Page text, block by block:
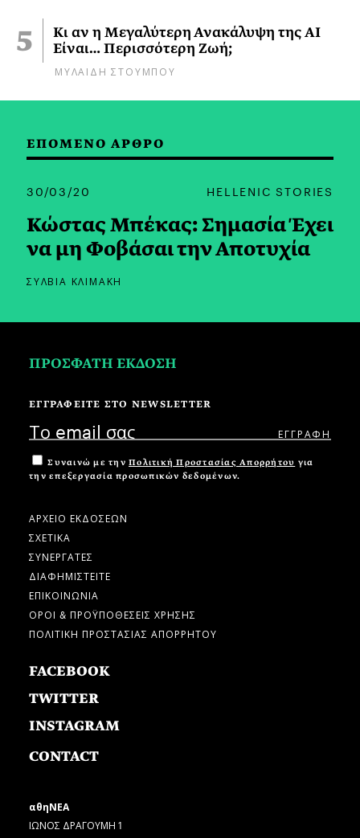
Κι αν η Μεγαλύτερη Ανακάλυψη της AI
Είναι… Περισσότερη Ζωή;
ΜΥΛΑΙΔΗ ΣΤΟΥΜΠΟΥ
ΕΠΟΜΕΝΟ ΑΡΘΡΟ
30/03/20 HELLENIC STORIES
Κώστας Μπέκας: Σημασία Έχει
να μη Φοβάσαι την Αποτυχία
ΣΥΛΒΙΑ ΚΛΙΜΑΚΗ
ΠΡΟΣΦΑΤΗ ΕΚΔΟΣΗ
ΕΓΓΡΑΦΕΙΤΕ ΣΤΟ NEWSLETTER
Συναινώ με την Πολιτική Προστασίας Απορρήτου για
την επεξεργασία προσωπικών δεδομένων.
ΑΡΧΕΙΟ ΕΚΔΟΣΕΩΝ
ΣΧΕΤΙΚΑ
ΣΥΝΕΡΓΑΤΕΣ
ΔΙΑΦΗΜΙΣΤΕΙΤΕ
ΕΠΙΚΟΙΝΩΝΙΑ
ΟΡΟΙ & ΠΡΟΫΠΟΘΕΣΕΙΣ ΧΡΗΣΗΣ
ΠΟΛΙΤΙΚΗ ΠΡΟΣΤΑΣΙΑΣ ΑΠΟΡΡΗΤΟΥ
FACEBOOK
TWITTER
INSTAGRAM
CONTACT
αθηΝΕΑ
ΙΩΝΟΣ ΔΡΑΓΟΥΜΗ 1